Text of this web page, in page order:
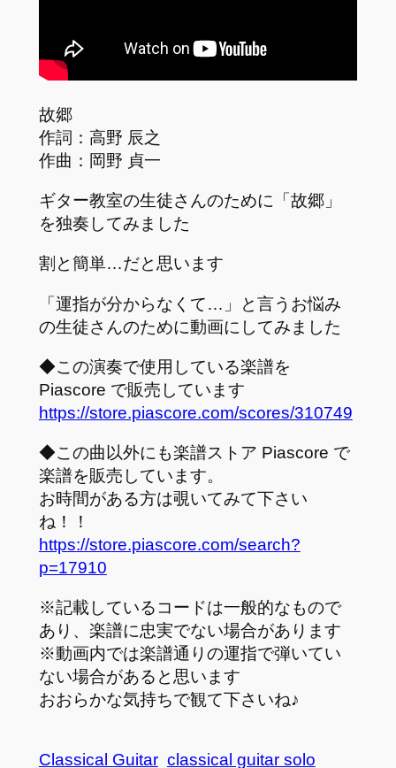
故郷
作詞：高野 辰之
作曲：岡野 貞一
ギター教室の生徒さんのために「故郷」
を独奏してみました
割と簡単…だと思います
「運指が分からなくて…」と言うお悩み
の生徒さんのために動画にしてみました
◆この演奏で使用している楽譜を
Piascore で販売しています
https://store.piascore.com/scores/310749
◆この曲以外にも楽譜ストア Piascore で
楽譜を販売しています。
お時間がある方は覗いてみて下さい
ね！！
https://store.piascore.com/search?
p=17910
※記載しているコードは一般的なもので
あり、楽譜に忠実でない場合があります
※動画内では楽譜通りの運指で弾いてい
ない場合があると思います
おおらかな気持ちで観て下さいね♪
Classical Guitar classical guitar solo